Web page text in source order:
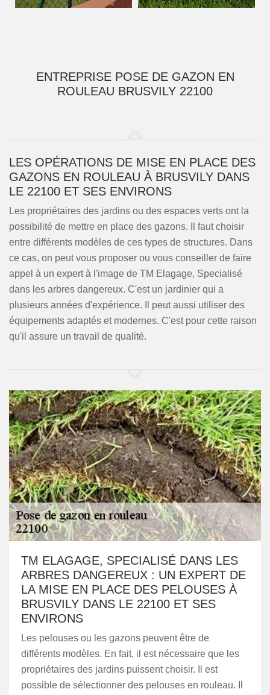
ENTREPRISE POSE DE GAZON EN
ROULEAU BRUSVILY 22100
LES OPÉRATIONS DE MISE EN PLACE DES
GAZONS EN ROULEAU À BRUSVILY DANS
LE 22100 ET SES ENVIRONS
Les propriétaires des jardins ou des espaces verts ont la
possibilité de mettre en place des gazons. Il faut choisir
entre différents modèles de ces types de structures. Dans
ce cas, on peut vous proposer ou vous conseiller de faire
appel à un expert à l'image de TM Elagage, Specialisé
dans les arbres dangereux. C'est un jardinier qui a
plusieurs années d'expérience. Il peut aussi utiliser des
équipements adaptés et modernes. C'est pour cette raison
qu'il assure un travail de qualité.
TM ELAGAGE, SPECIALISÉ DANS LES
ARBRES DANGEREUX : UN EXPERT DE
LA MISE EN PLACE DES PELOUSES À
BRUSVILY DANS LE 22100 ET SES
ENVIRONS
Les pelouses ou les gazons peuvent être de
différents modèles. En fait, il est nécessaire que les
propriétaires des jardins puissent choisir. Il est
possible de sélectionner des pelouses en rouleau. Il